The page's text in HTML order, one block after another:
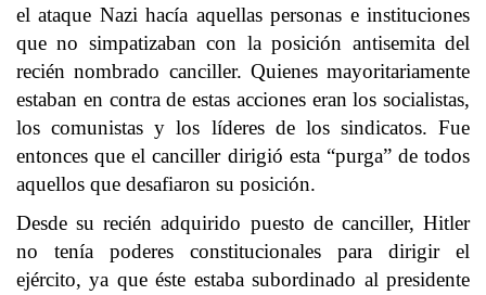
el ataque Nazi hacía aquellas personas e instituciones
que no simpatizaban con la posición antisemita del
recién nombrado canciller. Quienes mayoritariamente
estaban en contra de estas acciones eran los socialistas,
los comunistas y los líderes de los sindicatos. Fue
entonces que el canciller dirigió esta “purga” de todos
aquellos que desafiaron su posición.
Desde su recién adquirido puesto de canciller, Hitler
no tenía poderes constitucionales para dirigir el
ejército, ya que éste estaba subordinado al presidente